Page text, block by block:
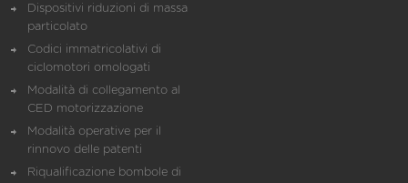
Dispositivi riduzioni di massa
particolato
Codici immatricolativi di
ciclomotori omologati
Modalità di collegamento al
CED motorizzazione
Modalità operative per il
rinnovo delle patenti
Riqualificazione bombole di